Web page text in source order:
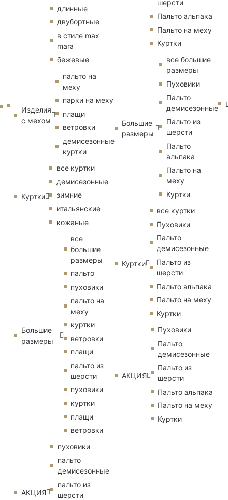
длинные
двубортные
в стиле max
mara
бежевые
Изделия
с мехом
пальто на
меху
парки на меху
плащи
ветровки
демисезонные
куртки
Куртки
все куртки
демисезонные
зимние
итальянские
кожаные
Большие
размеры
все
большие
размеры
пальто
пуховики
пальто на
меху
куртки
ветровки
плащи
пальто из
шерсти
пуховики
куртки
плащи
ветровки
АКЦИЯ
пуховики
пальто
демисезонные
пальто из
шерсти
шерсти
Пальто альпака
Пальто на меху
Куртки
Большие
размеры
все большие
размеры
Пуховики
Пальто
демисезонные
Пальто из
шерсти
Пальто
альпака
Пальто на
меху
Куртки
Куртки
все куртки
Пуховики
Пальто
демисезонные
Пальто из
шерсти
Пальто альпака
Пальто на меху
Куртки
АКЦИЯ
Пуховики
Пальто
демисезонные
Пальто из
шерсти
Пальто альпака
Пальто на меху
Куртки